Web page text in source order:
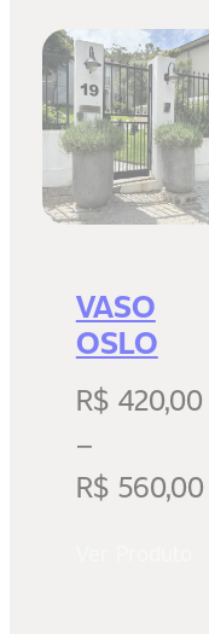
VASO
OSLO
R$420,00
–
R$560,00